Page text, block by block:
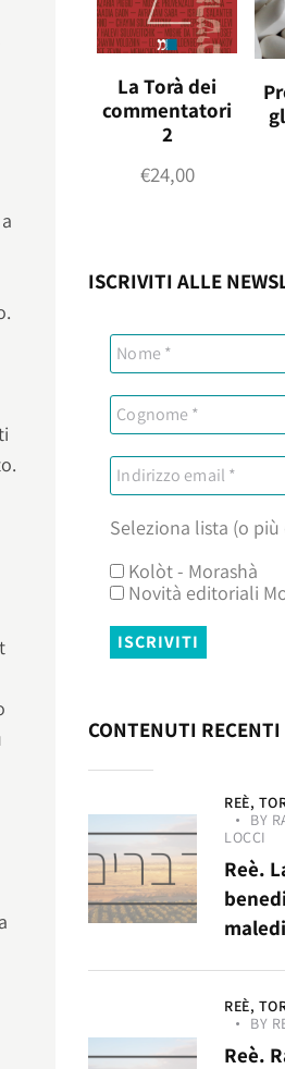
La Torà dei
commentatori
2
€24,00
ISCRIVITI ALLE
Seleziona lista (o più
Kolòt - Morashà
Novità editoriali
CONTENUTI RECENTI
REÈ,
BY
LOCCI
Reè.
REÈ,
BY
Reè.